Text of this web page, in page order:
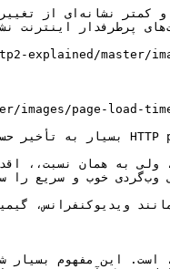
images/page-load-